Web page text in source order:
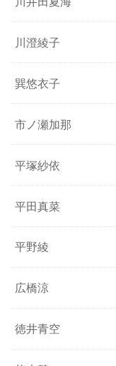
川澄綾子
巽悠衣子
市ノ瀬加那
平塚紗依
平田真菜
平野綾
広橋涼
徳井青空